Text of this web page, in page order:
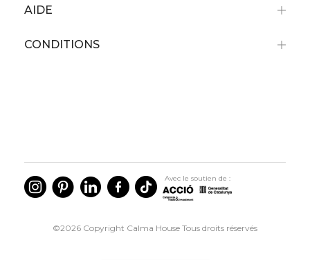
AIDE
CONDITIONS
Avec le soutien de :
©2026 Copyright Calma House Tous droits réservés